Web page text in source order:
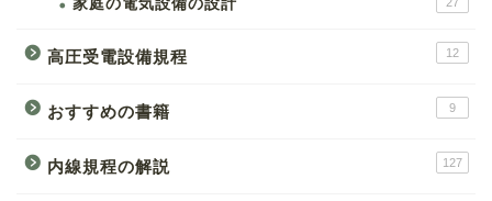
家庭の電気設備の設計
高圧受電設備規程 12
おすすめの書籍 9
内線規程の解説 127